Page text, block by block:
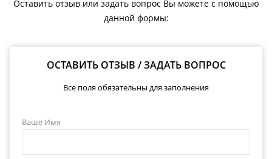
Оставить отзыв или задать вопрос Вы можете с помощью
данной формы:
ОСТАВИТЬ ОТЗЫВ / ЗАДАТЬ ВОПРОС
Все поля обязательны для заполнения
Ваше Имя